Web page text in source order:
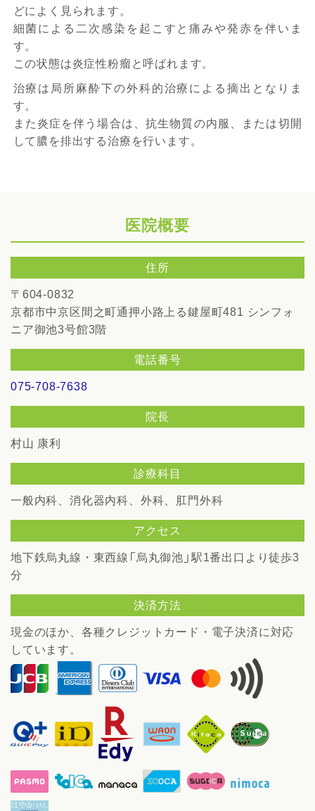
どによく見られます。
細菌による二次感染を起こすと痛みや発赤を伴いま
す。
この状態は炎症性粉瘤と呼ばれます。
治療は局所麻酔下の外科的治療による摘出となりま
す。
また炎症を伴う場合は、抗生物質の内服、または切開
して膿を排出する治療を行います。
医院概要
住所
〒604-0832
京都市中京区間之町通押小路上る鍵屋町481 シンフォ
ニア御池3号館3階
電話番号
075-708-7638
院長
村山 康利
診療科目
一般内科、消化器内科、外科、肛門外科
アクセス
地下鉄烏丸線・東西線「烏丸御池」駅1番出口より徒歩3
分
決済方法
現金のほか、各種クレジットカード・電子決済に対応
しています。